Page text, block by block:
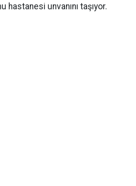
hastanesi unvanını taşıyor.